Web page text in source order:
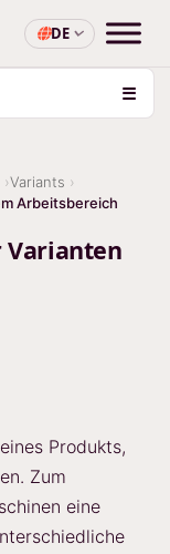
DE
☰
Variants
Arbeitsbereich
Varianten
Produkts,
Zum
eine